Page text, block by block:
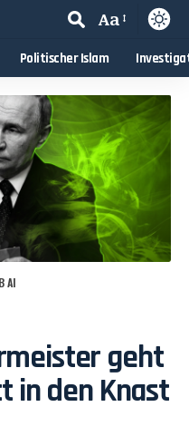
Aa
Politischer Islam
AI
geht
in den Knast